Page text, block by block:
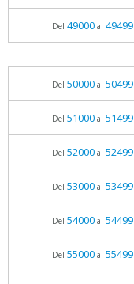
Del 49000al 49499
Del 50000al 50499
Del 51000al 51499
Del 52000al 52499
Del 53000al 53499
Del 54000al 54499
Del 55000al 55499